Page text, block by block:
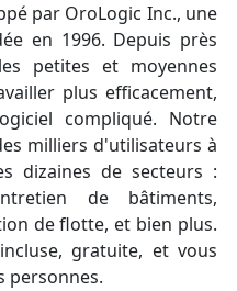
par OroLogic Inc., une
en 1996. Depuis près
petites et moyennes
plus efficacement,
compliqué. Notre
milliers d'utilisateurs à
dizaines de secteurs :
de bâtiments,
de flotte, et bien plus.
gratuite, et vous
personnes.